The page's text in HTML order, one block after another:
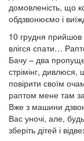
домовленість, що
обдзвонюємо і
10 грудня
влігся спати…
Бачу – два
стрімінг,
повірити своїм
раптом мене там
Вже з машини
Вас уночі, але,
зберіть дітей і